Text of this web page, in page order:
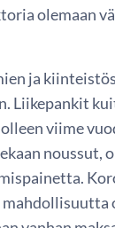
olemaan
ja
Liikepankit
viime
noussut,